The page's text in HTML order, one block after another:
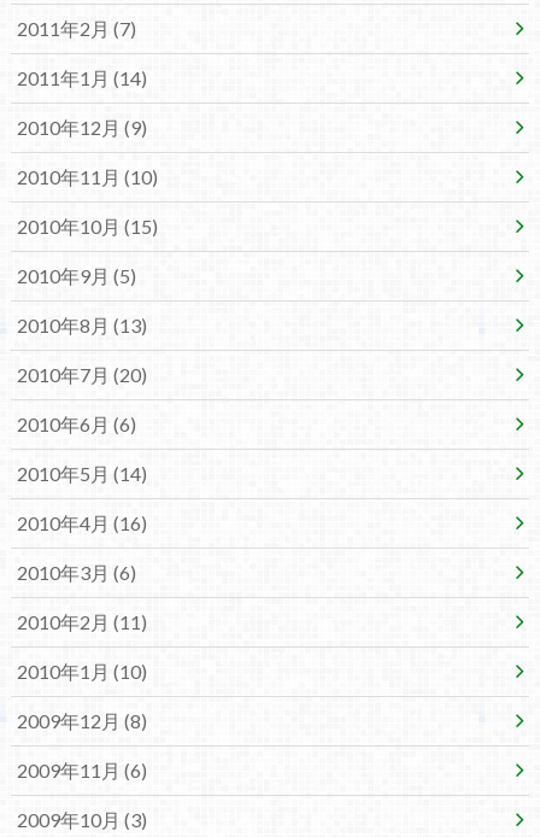
2011年2月 (7)
2011年1月 (14)
2010年12月 (9)
2010年11月 (10)
2010年10月 (15)
2010年9月 (5)
2010年8月 (13)
2010年7月 (20)
2010年6月 (6)
2010年5月 (14)
2010年4月 (16)
2010年3月 (6)
2010年2月 (11)
2010年1月 (10)
2009年12月 (8)
2009年11月 (6)
2009年10月 (3)